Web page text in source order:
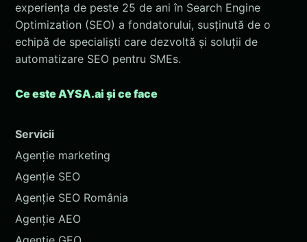
experiența de peste 25 de ani în Search Engine
Optimization (SEO) a fondatorului, susținută de o
echipă de specialiști care dezvoltă și soluții de
automatizare SEO pentru SMEs.
Ce este AYSA.ai și ce face
Servicii
Agenție marketing
Agenție SEO
Agenție SEO România
Agenție AEO